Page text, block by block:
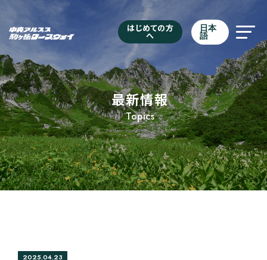
はじめての方
へ
日本
語
最新情報
Topics
2025.04.23